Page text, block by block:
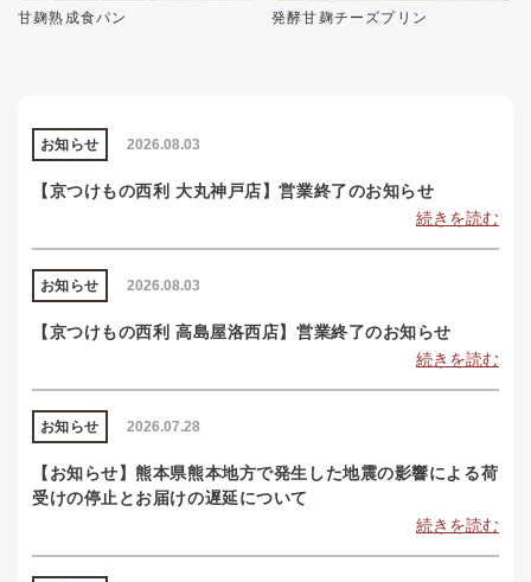
甘麹熟成食パン 発酵甘麹チーズプリン
2026.08.03
お知らせ
【京つけもの西利 大丸神戸店】営業終了のお知らせ
続きを読む
2026.08.03
お知らせ
【京つけもの西利 高島屋洛西店】営業終了のお知らせ
続きを読む
2026.07.28
お知らせ
【お知らせ】熊本県熊本地方で発生した地震の影響による荷
受けの停止とお届けの遅延について
続きを読む